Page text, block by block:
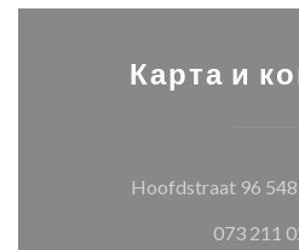
Карта и
Hoofdstraat 96
073 211